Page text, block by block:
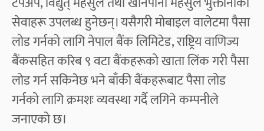
सेवाहरू उपलब्ध हुनेछन्। यसैगरी मोबाइल वालेटमा पैसा
लोड गर्नको लागि नेपाल बैंक लिमिटेड, राष्ट्रिय वाणिज्य
बैंकसहित करिब ९ वटा बैंकहरूको खाता लिंक गरी पैसा
लोड गर्न सकिनेछ भने बाँकी बैंकहरूबाट पैसा लोड
गर्नको लागि क्रमशः व्यवस्था गर्दै लगिने कम्पनीले
जनाएको छ।